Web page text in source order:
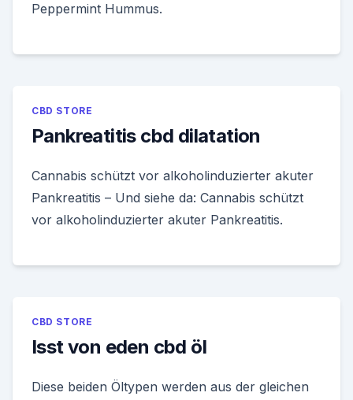
Peppermint Hummus.
CBD STORE
Pankreatitis cbd dilatation
Cannabis schützt vor alkoholinduzierter akuter
Pankreatitis – Und siehe da: Cannabis schützt
vor alkoholinduzierter akuter Pankreatitis.
CBD STORE
Isst von eden cbd öl
Diese beiden Öltypen werden aus der gleichen